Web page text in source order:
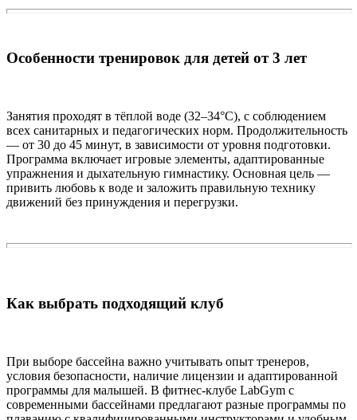
Особенности тренировок для детей от 3 лет
Занятия проходят в тёплой воде (32–34°C), с соблюдением
всех санитарных и педагогических норм. Продолжительность
— от 30 до 45 минут, в зависимости от уровня подготовки.
Программа включает игровые элементы, адаптированные
упражнения и дыхательную гимнастику. Основная цель —
привить любовь к воде и заложить правильную технику
движений без принуждения и перегрузки.
Как выбрать подходящий клуб
При выборе бассейна важно учитывать опыт тренеров,
условия безопасности, наличие лицензии и адаптированной
программы для малышей. В фитнес-клубе LabGym с
современными бассейнами предлагают разные программы по